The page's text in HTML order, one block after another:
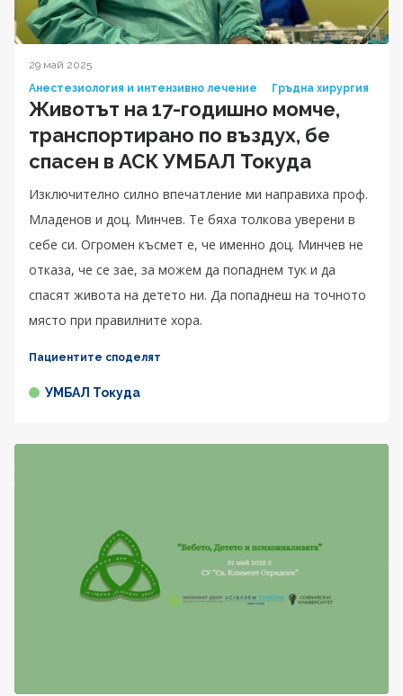
29 май 2025
Анестезиология и интензивно лечение
Гръдна хирургия
Животът на 17-годишно момче,
транспортирано по въздух, бе
спасен в АСК УМБАЛ Токуда
Изключително силно впечатление ми направиха проф.
Младенов и доц. Минчев. Те бяха толкова уверени в
себе си. Огромен късмет е, че именно доц. Минчев не
отказа, че се зае, за можем да попаднем тук и да
спасят живота на детето ни. Да попаднеш на точното
място при правилните хора.
Пациентите споделят
УМБАЛ Токуда